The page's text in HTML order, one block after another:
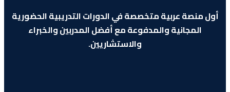
أول منصة عربية متخصصة في الدورات التدريبية الحضورية
المجانية والمدفوعة مع أفضل المدربين والخبراء
والاستشاريين.